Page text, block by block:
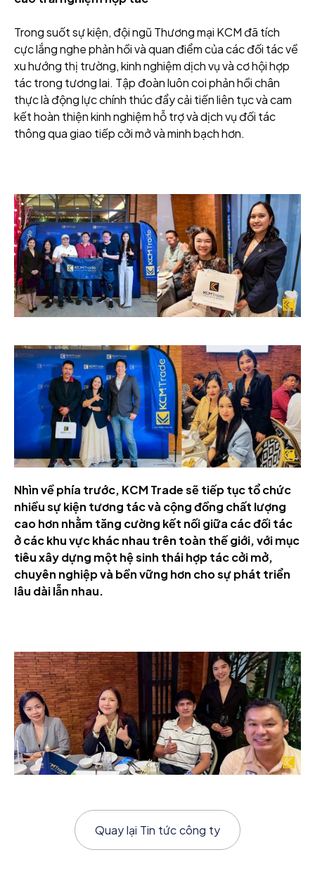
Trong suốt sự kiện, đội ngũ Thương mại KCM đã tích
cực lắng nghe phản hồi và quan điểm của các đối tác về
xu hướng thị trường, kinh nghiệm dịch vụ và cơ hội hợp
tác trong tương lai. Tập đoàn luôn coi phản hồi chân
thực là động lực chính thúc đẩy cải tiến liên tục và cam
kết hoàn thiện kinh nghiệm hỗ trợ và dịch vụ đối tác
thông qua giao tiếp cởi mở và minh bạch hơn.
Nhìn về phía trước, KCM Trade sẽ tiếp tục tổ chức
nhiều sự kiện tương tác và cộng đồng chất lượng
cao hơn nhằm tăng cường kết nối giữa các đối tác
ở các khu vực khác nhau trên toàn thế giới, với mục
tiêu xây dựng một hệ sinh thái hợp tác cởi mở,
chuyên nghiệp và bền vững hơn cho sự phát triển
lâu dài lẫn nhau.
Quay lại Tin tức công ty